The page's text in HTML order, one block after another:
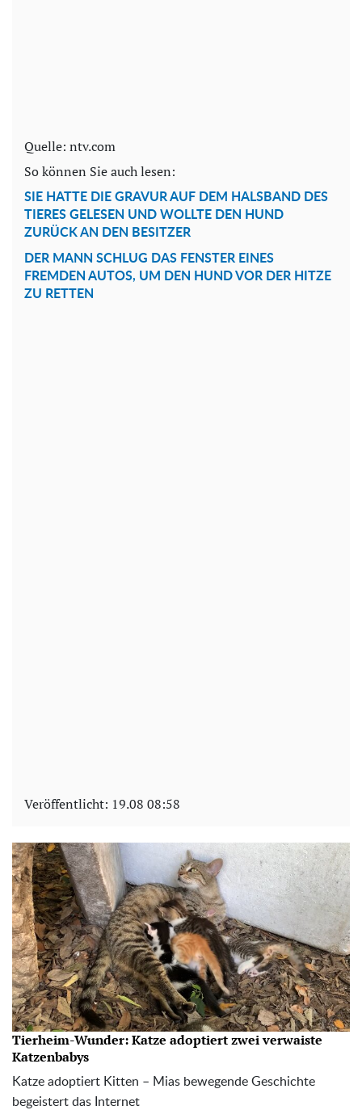
Quelle: ntv.com
So können Sie auch lesen:
SIE HATTE DIE GRAVUR AUF DEM HALSBAND DES
TIERES GELESEN UND WOLLTE DEN HUND
ZURÜCK AN DEN BESITZER
DER MANN SCHLUG DAS FENSTER EINES
FREMDEN AUTOS, UM DEN HUND VOR DER HITZE
ZU RETTEN
Veröffentlicht: 19.08 08:58
Tierheim-Wunder: Katze adoptiert zwei verwaiste
Katzenbabys
Katze adoptiert Kitten – Mias bewegende Geschichte
begeistert das Internet